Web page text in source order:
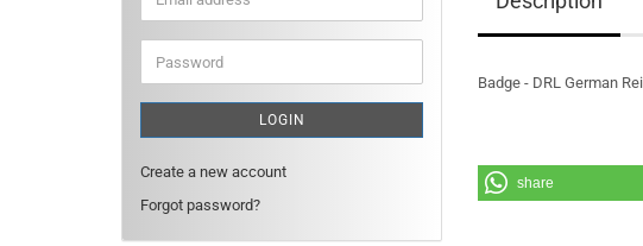
Badge - DRL German
share
address
Password
LOGIN
Create a new account
Forgot password?